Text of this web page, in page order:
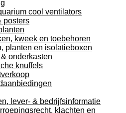
cool ventilators
posters
kweek en toebehoren
planten en isolatieboxen
onderkasten
knuffels
lever- & bedrijfsinformatie
klachten en